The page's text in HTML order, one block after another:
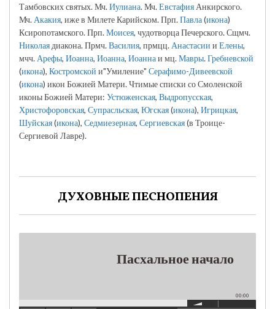
Тамбовских святых. Мч.Иулиана. Мч.Евстафия Анкирского.
Мч. Акакия, иже в Милете Карийском. Прп.Павла(икона)
Ксиропотамского. Прп.Моисея, чудотворца Печерского. Сщмч.
Николая диакона. Прмч.Василия, прмцц. Анастасии и Елены,
мчч. Арефы, Иоанна, Иоанна, Иоаннаи мц.Мавры.Гребневской
(икона), Костромской и"Умиление" Серафимо-Дивеевской
(икона) икон Божией Матери. Чтимые списки со Смоленской
иконы Божией Матери: Устюженская, Выдропусская,
Христофоровская, Супрасльская, Югская(икона), Игрицкая,
Шуйская(икона), Седмиезерная, Сергиевская(в Троице-
Сергиевой Лавре).
ДУХОВНЫЕ ПЕСНОПЕНИЯ
Пасхальное начало
00:00